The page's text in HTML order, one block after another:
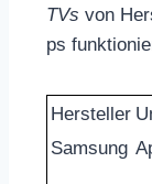
TVs von
ps
Hersteller
Samsung